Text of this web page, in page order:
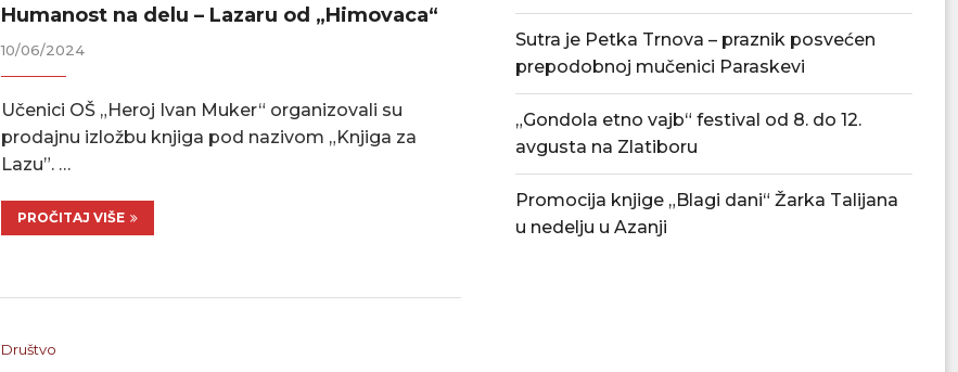
Humanost na delu – Lazaru od „Himovaca“
10/06/2024
Učenici OŠ „Heroj Ivan Muker“ organizovali su
prodajnu izložbu knjiga pod nazivom „Knjiga za
Lazu”. …
PROČITAJ VIŠE
Društvo
Sutra je Petka Trnova – praznik posvećen
prepodobnoj mučenici Paraskevi
„Gondola etno vajb“ festival od 8. do 12.
avgusta na Zlatiboru
Promocija knjige „Blagi dani“ Žarka Talijana
u nedelju u Azanji